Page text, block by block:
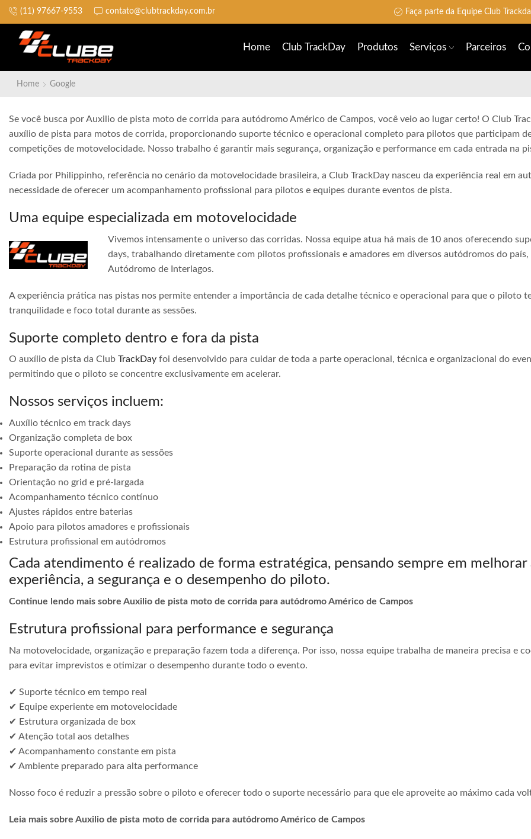
(11) 97667-9553 contato@clubtrackday.com.br
Não perca a largada Faça parte da Equipe Club
Home Club TrackDay Produtos Serviços Parceiros
Home Google
Se você busca por Auxilio de pista moto de corrida para autódromo Américo de Campos, você veio ao lugar certo! O Club
auxílio de pista para motos de corrida, proporcionando suporte técnico e operacional completo para pilotos que participam
competições de motovelocidade. Nosso trabalho é garantir mais segurança, organização e performance em cada entrada na
Criada por Philippinho, referência no cenário da motovelocidade brasileira, a Club TrackDay nasceu da experiência real em
necessidade de oferecer um acompanhamento profissional para pilotos e equipes durante eventos de pista.
Uma equipe especializada em motovelocidade
Vivemos intensamente o universo das corridas. Nossa equipe atua há mais de 10 anos oferecendo
days, trabalhando diretamente com pilotos profissionais e amadores em diversos autódromos do
Autódromo de Interlagos.
A experiência prática nas pistas nos permite entender a importância de cada detalhe técnico e operacional para que o piloto
tranquilidade e foco total durante as sessões.
Suporte completo dentro e fora da pista
O auxílio de pista da Club TrackDay foi desenvolvido para cuidar de toda a parte operacional, técnica e organizacional do
permitindo que o piloto se concentre exclusivamente em acelerar.
Nossos serviços incluem:
Auxílio técnico em track days
Organização completa de box
Suporte operacional durante as sessões
Preparação da rotina de pista
Orientação no grid e pré-largada
Acompanhamento técnico contínuo
Ajustes rápidos entre baterias
Apoio para pilotos amadores e profissionais
Estrutura profissional em autódromos
Cada atendimento é realizado de forma estratégica, pensando sempre em melhorar
experiência, a segurança e o desempenho do piloto.
Continue lendo mais sobre Auxilio de pista moto de corrida para autódromo Américo de Campos
Estrutura profissional para performance e segurança
Na motovelocidade, organização e preparação fazem toda a diferença. Por isso, nossa equipe trabalha de maneira precisa e
para evitar imprevistos e otimizar o desempenho durante todo o evento.
✔ Suporte técnico em tempo real
✔ Equipe experiente em motovelocidade
✔ Estrutura organizada de box
✔ Atenção total aos detalhes
✔ Acompanhamento constante em pista
✔ Ambiente preparado para alta performance
Nosso foco é reduzir a pressão sobre o piloto e oferecer todo o suporte necessário para que ele aproveite ao máximo cada
Leia mais sobre Auxilio de pista moto de corrida para autódromo Américo de Campos